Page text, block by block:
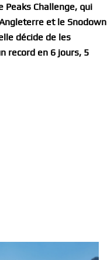
Peaks Challenge, qui
et le Snodown
décide de les
record en 6 jours, 5